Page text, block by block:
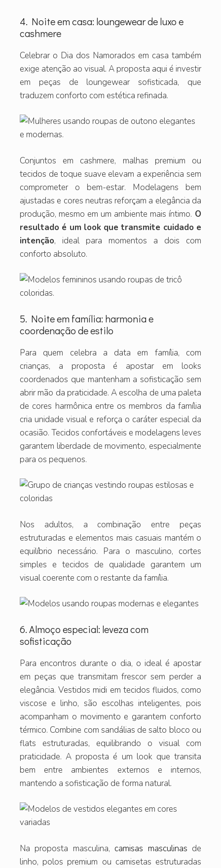
4. Noite em casa: loungewear de luxo e
cashmere
Celebrar o Dia dos Namorados em casa também
exige atenção ao visual. A proposta aqui é investir
em peças de loungewear sofisticada, que
traduzem conforto com estética refinada.
Conjuntos em cashmere, malhas premium ou
tecidos de toque suave elevam a experiência sem
comprometer o bem-estar. Modelagens bem
ajustadas e cores neutras reforçam a elegância da
produção, mesmo em um ambiente mais íntimo. O
resultado é um look que transmite cuidado e
intenção, ideal para momentos a dois com
conforto absoluto.
5. Noite em família: harmonia e
coordenação de estilo
Para quem celebra a data em família, com
crianças, a proposta é apostar em looks
coordenados que mantenham a sofisticação sem
abrir mão da praticidade. A escolha de uma paleta
de cores harmônica entre os membros da família
cria unidade visual e reforça o caráter especial da
ocasião. Tecidos confortáveis e modelagens leves
garantem liberdade de movimento, especialmente
para os pequenos.
Nos adultos, a combinação entre peças
estruturadas e elementos mais casuais mantém o
equilíbrio necessário. Para o masculino, cortes
simples e tecidos de qualidade garantem um
visual coerente com o restante da família.
6. Almoço especial: leveza com
sofisticação
Para encontros durante o dia, o ideal é apostar
em peças que transmitam frescor sem perder a
elegância. Vestidos midi em tecidos fluidos, como
viscose e linho, são escolhas inteligentes, pois
acompanham o movimento e garantem conforto
térmico. Combine com sandálias de salto bloco ou
flats estruturadas, equilibrando o visual com
praticidade. A proposta é um look que transita
bem entre ambientes externos e internos,
mantendo a sofisticação de forma natural.
Na proposta masculina, camisas masculinas de
linho, polos premium ou camisetas estruturadas